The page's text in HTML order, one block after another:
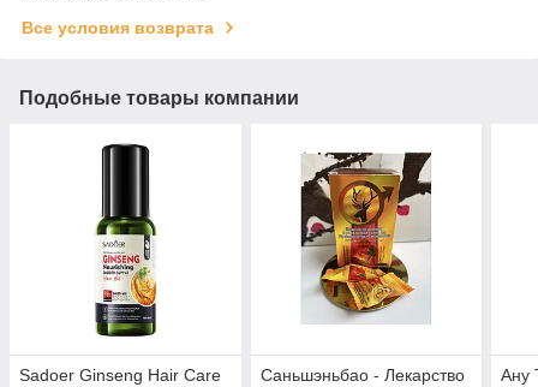
Все условия возврата
Подобные товары компании
Sadoer Ginseng Hair Care
Саньшэньбао - Лекарство
Ану